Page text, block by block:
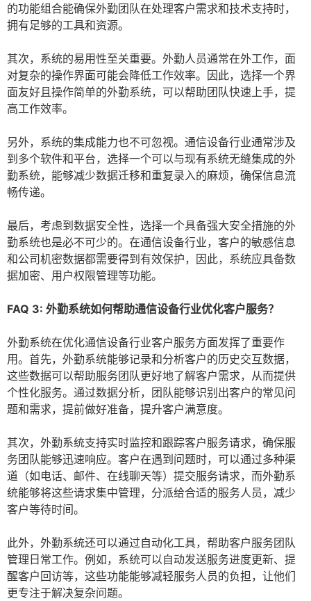
的功能组合能确保外勤团队在处理客户需求和技术支持时，
拥有足够的工具和资源。
其次，系统的易用性至关重要。外勤人员通常在外工作，面
对复杂的操作界面可能会降低工作效率。因此，选择一个界
面友好且操作简单的外勤系统，可以帮助团队快速上手，提
高工作效率。
另外，系统的集成能力也不可忽视。通信设备行业通常涉及
到多个软件和平台，选择一个可以与现有系统无缝集成的外
勤系统，能够减少数据迁移和重复录入的麻烦，确保信息流
畅传递。
最后，考虑到数据安全性，选择一个具备强大安全措施的外
勤系统也是必不可少的。在通信设备行业，客户的敏感信息
和公司机密数据都需要得到有效保护，因此，系统应具备数
据加密、用户权限管理等功能。
FAQ 3: 外勤系统如何帮助通信设备行业优化客户服务？
外勤系统在优化通信设备行业客户服务方面发挥了重要作
用。首先，外勤系统能够记录和分析客户的历史交互数据，
这些数据可以帮助服务团队更好地了解客户需求，从而提供
个性化服务。通过数据分析，团队能够识别出客户的常见问
题和需求，提前做好准备，提升客户满意度。
其次，外勤系统支持实时监控和跟踪客户服务请求，确保服
务团队能够迅速响应。客户在遇到问题时，可以通过多种渠
道（如电话、邮件、在线聊天等）提交服务请求，而外勤系
统能够将这些请求集中管理，分派给合适的服务人员，减少
客户等待时间。
此外，外勤系统还可以通过自动化工具，帮助客户服务团队
管理日常工作。例如，系统可以自动发送服务进度更新、提
醒客户回访等，这些功能能够减轻服务人员的负担，让他们
更专注于解决复杂问题。